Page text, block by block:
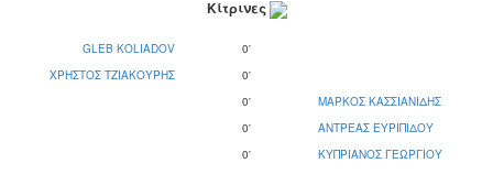
Κίτρινες
GLEB KOLIADOV
0'
ΧΡΗΣΤΟΣ ΤΖΙΑΚΟΥΡΗΣ
0'
0'
ΜΑΡΚΟΣ ΚΑΣΣΙΑΝΙΔΗΣ
0'
ΑΝΤΡΕΑΣ ΕΥΡΙΠΙΔΟΥ
0'
ΚΥΠΡΙΑΝΟΣ ΓΕΩΡΓΙΟΥ